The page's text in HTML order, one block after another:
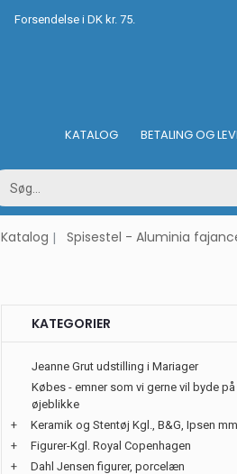
Forsendelse i DK kr. 75.
KATALOG BETALING OG
Katalog Spisestel - Aluminia
KATEGORIER
Jeanne Grut udstilling i Mariager
Købes - emner som vi gerne vil byde på
øjeblikke
+
Keramik og Stentøj Kgl., B&G, Ipsen
+
Figurer-Kgl. Royal Copenhagen
+
Dahl Jensen figurer, porcelæn